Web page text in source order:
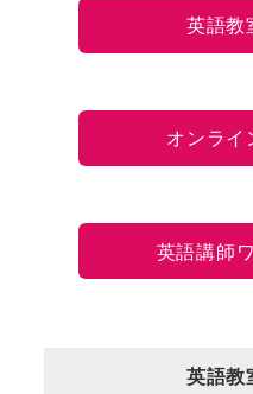
英語教
オンライ
英語講師
英語教